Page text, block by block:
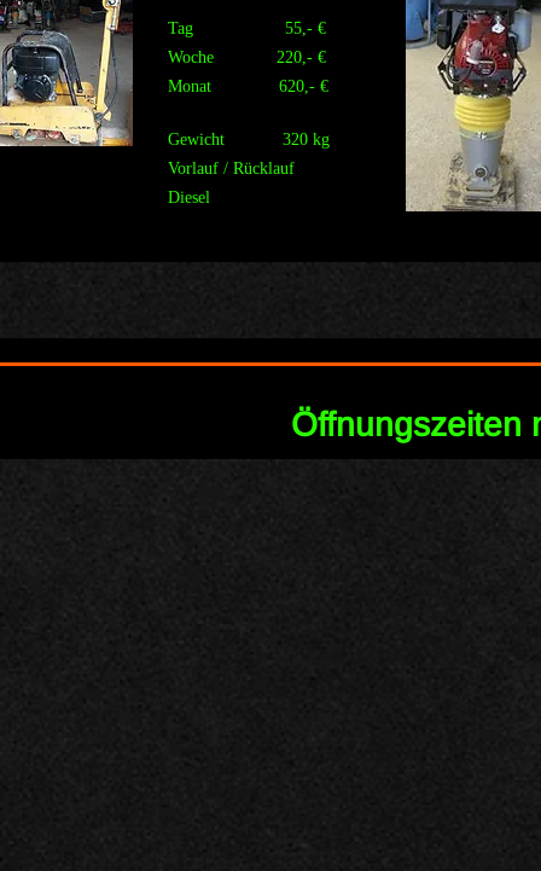
Tag 55,- €
Woche 220,- €
Monat 620,- €
Gewicht 320 kg
Vorlauf / Rücklauf
Diesel
Öffnungszeiten